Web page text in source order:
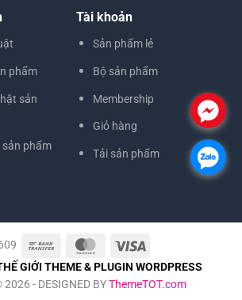
phẩm
sản
sản phẩm
Tài khoản
Sản phẩm lẻ
Bộ sản phẩm
Membership
Giỏ hàng
Tải sản phẩm
GIỚI THEME & PLUGIN WORDPRESS
- DESIGNED BYThemeTOT.com
.
.